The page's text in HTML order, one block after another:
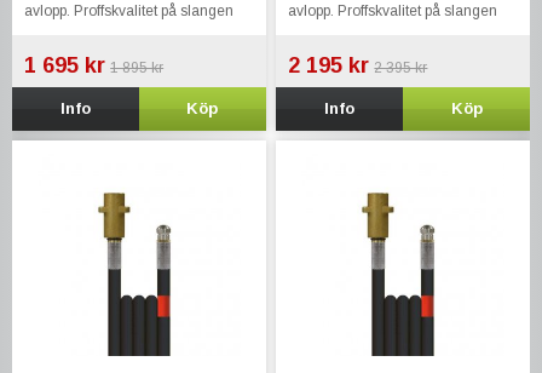
avlopp. Proffskvalitet på slangen
1 695 kr 1 895 kr
Info Köp
avlopp. Proffskvalitet på slangen
2 195 kr 2 395 kr
Info Köp